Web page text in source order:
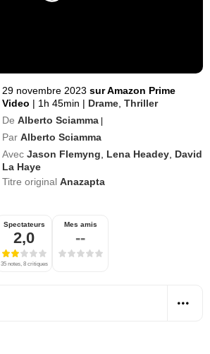
29 novembre 2023 sur Amazon Prime
Video | 1h 45min | Drame ,Thriller
De Alberto Sciamma |
Par Alberto Sciamma
Avec Jason Flemyng Lena Headey David
La Haye
Titre originalAnazapta
Spectateurs
2,0
35 notes, 8 critiques
Mes amis
--